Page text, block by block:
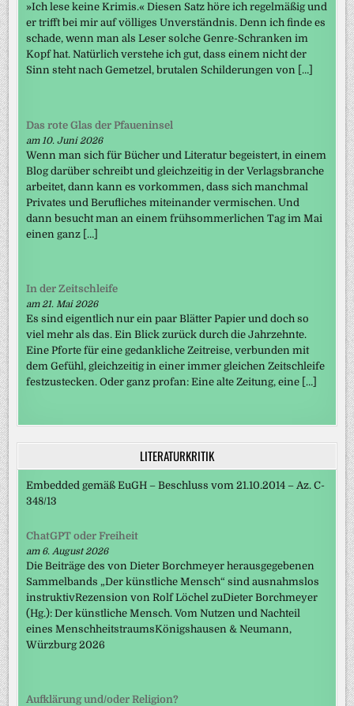
»Ich lese keine Krimis.« Diesen Satz höre ich regelmäßig und
er trifft bei mir auf völliges Unverständnis. Denn ich finde es
schade, wenn man als Leser solche Genre-Schranken im
Kopf hat. Natürlich verstehe ich gut, dass einem nicht der
Sinn steht nach Gemetzel, brutalen Schilderungen von […]
Das rote Glas der Pfaueninsel
am 10. Juni 2026
Wenn man sich für Bücher und Literatur begeistert, in einem
Blog darüber schreibt und gleichzeitig in der Verlagsbranche
arbeitet, dann kann es vorkommen, dass sich manchmal
Privates und Berufliches miteinander vermischen. Und
dann besucht man an einem frühsommerlichen Tag im Mai
einen ganz […]
In der Zeitschleife
am 21. Mai 2026
Es sind eigentlich nur ein paar Blätter Papier und doch so
viel mehr als das. Ein Blick zurück durch die Jahrzehnte.
Eine Pforte für eine gedankliche Zeitreise, verbunden mit
dem Gefühl, gleichzeitig in einer immer gleichen Zeitschleife
festzustecken. Oder ganz profan: Eine alte Zeitung, eine […]
LITERATURKRITIK
Embedded gemäß EuGH – Beschluss vom 21.10.2014 – Az. C-
348/13
ChatGPT oder Freiheit
am 6. August 2026
Die Beiträge des von Dieter Borchmeyer herausgegebenen
Sammelbands „Der künstliche Mensch“ sind ausnahmslos
instruktivRezension von Rolf Löchel zuDieter Borchmeyer
(Hg.): Der künstliche Mensch. Vom Nutzen und Nachteil
eines MenschheitstraumsKönigshausen & Neumann,
Würzburg 2026
Aufklärung und/oder Religion?